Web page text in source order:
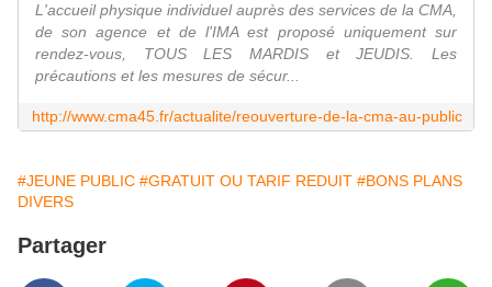
L'accueil physique individuel auprès des services de la CMA,
de son agence et de l'IMA est proposé uniquement sur
rendez-vous, TOUS LES MARDIS et JEUDIS. Les
précautions et les mesures de sécur...
http://www.cma45.fr/actualite/reouverture-de-la-cma-au-public
#JEUNE PUBLIC #GRATUIT OU TARIF REDUIT #BONS PLANS
DIVERS
Partager